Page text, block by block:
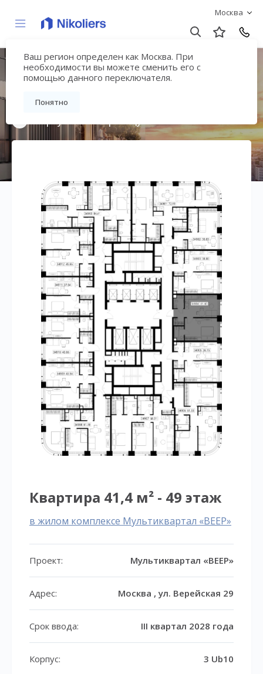
Москва
Ваш регион определен как Москва. При
необходимости вы можете сменить его с
помощью данного переключателя.
Понятно
Мультиквартал
«ВЕЕР»
Квартира 41,4 м² - 49 этаж
в жилом комплексе Мультиквартал «ВЕЕР»
Проект: Мультиквартал «ВЕЕР»
Адрес: Москва , ул. Верейская 29
Срок ввода: III квартал 2028 года
Корпус: 3 Ub10